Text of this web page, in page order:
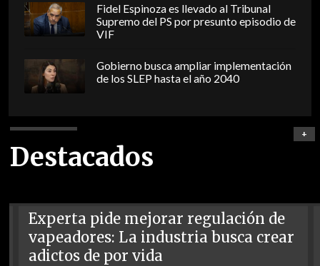
Fidel Espinoza es llevado al Tribunal
Supremo del PS por presunto episodio de
VIF
Gobierno busca ampliar implementación
de los SLEP hasta el año 2040
Destacados
+
Experta pide mejorar regulación de
vapeadores: La industria busca crear
adictos de por vida